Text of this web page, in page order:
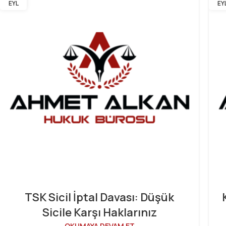
EYL
TSK Sicil İptal Davası: Düşük
Sicile Karşı Haklarınız